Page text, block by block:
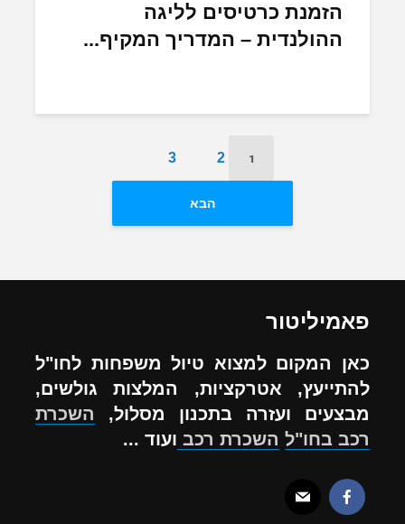
הזמנת כרטיסים לליגה
ההולנדית – המדריך המקיף...
1
2
3
הבא
פאמיליטור
כאן המקום למצוא טיול משפחות לחו"ל
להתייעץ, אטרקציות, המלצות גולשים,
מבצעים ועזרה בתכנון מסלול, השכרת
רכב בחו"ל השכרת רכב ועוד ...